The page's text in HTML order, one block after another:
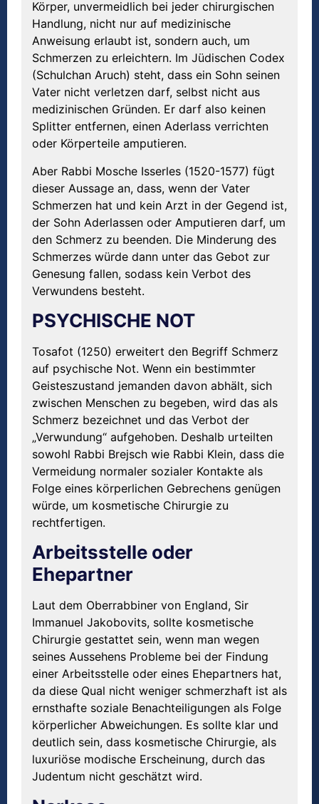
Körper, unvermeidlich bei jeder chirurgischen
Handlung, nicht nur auf medizinische
Anweisung erlaubt ist, sondern auch, um
Schmerzen zu erleichtern. Im Jüdischen Codex
(Schulchan Aruch) steht, dass ein Sohn seinen
Vater nicht verletzen darf, selbst nicht aus
medizinischen Gründen. Er darf also keinen
Splitter entfernen, einen Aderlass verrichten
oder Körperteile amputieren.
Aber Rabbi Mosche Isserles (1520-1577) fügt
dieser Aussage an, dass, wenn der Vater
Schmerzen hat und kein Arzt in der Gegend ist,
der Sohn Aderlassen oder Amputieren darf, um
den Schmerz zu beenden. Die Minderung des
Schmerzes würde dann unter das Gebot zur
Genesung fallen, sodass kein Verbot des
Verwundens besteht.
PSYCHISCHE NOT
Tosafot (1250) erweitert den Begriff Schmerz
auf psychische Not. Wenn ein bestimmter
Geisteszustand jemanden davon abhält, sich
zwischen Menschen zu begeben, wird das als
Schmerz bezeichnet und das Verbot der
„Verwundung“ aufgehoben. Deshalb urteilten
sowohl Rabbi Brejsch wie Rabbi Klein, dass die
Vermeidung normaler sozialer Kontakte als
Folge eines körperlichen Gebrechens genügen
würde, um kosmetische Chirurgie zu
rechtfertigen.
Arbeitsstelle oder
Ehepartner
Laut dem Oberrabbiner von England, Sir
Immanuel Jakobovits, sollte kosmetische
Chirurgie gestattet sein, wenn man wegen
seines Aussehens Probleme bei der Findung
einer Arbeitsstelle oder eines Ehepartners hat,
da diese Qual nicht weniger schmerzhaft ist als
ernsthafte soziale Benachteiligungen als Folge
körperlicher Abweichungen. Es sollte klar und
deutlich sein, dass kosmetische Chirurgie, als
luxuriöse modische Erscheinung, durch das
Judentum nicht geschätzt wird.